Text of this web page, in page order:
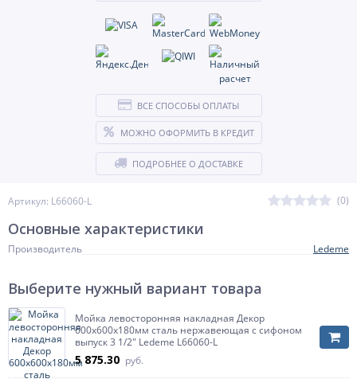
Артикул: L66060-L (0)
ВСЕ СПОСОБЫ ОПЛАТЫ
МОЖНО ОФОРМИТЬ В КРЕДИТ
ПОДРОБНЕЕ О ДОСТАВКЕ
Основные характеристики
Производитель Ledeme
Выберите нужный вариант товара
Мойка левосторонняя накладная Декор
600х600х180мм сталь нержавеющая с сифоном
выпуск 3 1/2" Ledeme L66060-L
5 875.30 руб.